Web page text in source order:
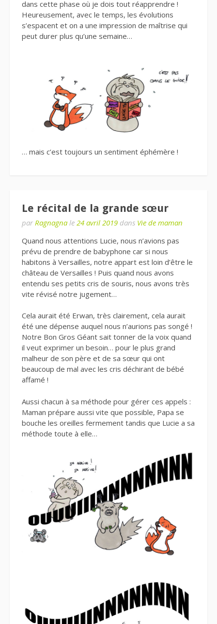
dans cette phase où je dois tout réapprendre !
Heureusement, avec le temps, les évolutions
s’espacent et on a une impression de maîtrise qui
peut durer plus qu’une semaine…
… mais c’est toujours un sentiment éphémère !
Le récital de la grande sœur
par Ragnagna le 24 avril 2019 dans Vie de maman
Quand nous attentions Lucie, nous n’avions pas
prévu de prendre de babyphone car si nous
habitons à Versailles, notre appart est loin d’être le
château de Versailles ! Puis quand nous avons
entendu ses petits cris de souris, nous avons très
vite révisé notre jugement…
Cela aurait été Erwan, très clairement, cela aurait
été une dépense auquel nous n’aurions pas songé !
Notre Bon Gros Géant sait tonner de la voix quand
il veut exprimer un besoin… pour le plus grand
malheur de son père et de sa sœur qui ont
beaucoup de mal avec les cris déchirant de bébé
affamé !
Aussi chacun à sa méthode pour gérer ces appels :
Maman prépare aussi vite que possible, Papa se
bouche les oreilles fermement tandis que Lucie a sa
méthode toute à elle…